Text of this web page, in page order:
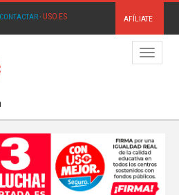
CONTACTAR· USO.ES AFÍLIATE
Menú